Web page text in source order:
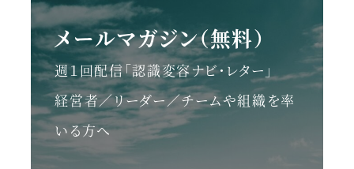
メールマガジン（無料）
週１回配信「認識変容ナビ・レター」
経営者／リーダー／チームや組織を率
いる方へ